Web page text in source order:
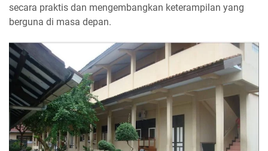
secara praktis dan mengembangkan keterampilan yang
berguna di masa depan.